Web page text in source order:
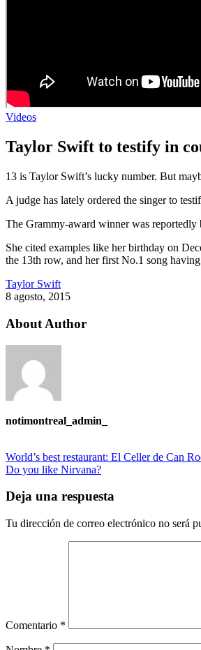
Videos
Taylor Swift to testify in
13 is Taylor Swift’s lucky number. But
A judge has lately ordered the singer to
The Grammy-award winner was reportedly
She cited examples like her birthday on
the 13th row, and her first No.1 song
Taylor Swift
8 agosto, 2015
About Author
notimontreal_admin_
World’s best restaurant: El Celler de Can
Do you like Nirvana?
Deja una respuesta
Tu dirección de correo electrónico no será
Comentario *